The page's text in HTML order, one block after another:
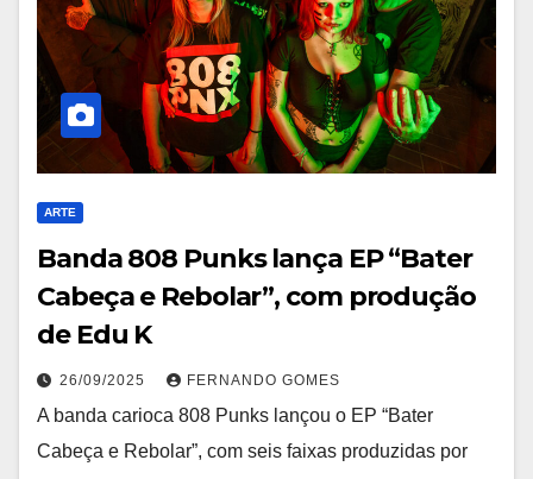
ARTE
Banda 808 Punks lança EP “Bater
Cabeça e Rebolar”, com produção
de Edu K
26/09/2025 FERNANDO GOMES
A banda carioca 808 Punks lançou o EP “Bater
Cabeça e Rebolar”, com seis faixas produzidas por